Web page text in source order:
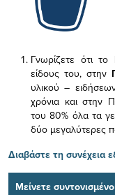
Γνωρίζετε ότι το
είδους του, στην
υλικού –
χρόνια και στην
του 80% όλα τα
δύο μεγαλύτερες
Διαβάστε τη συνέχεια
Μείνετε